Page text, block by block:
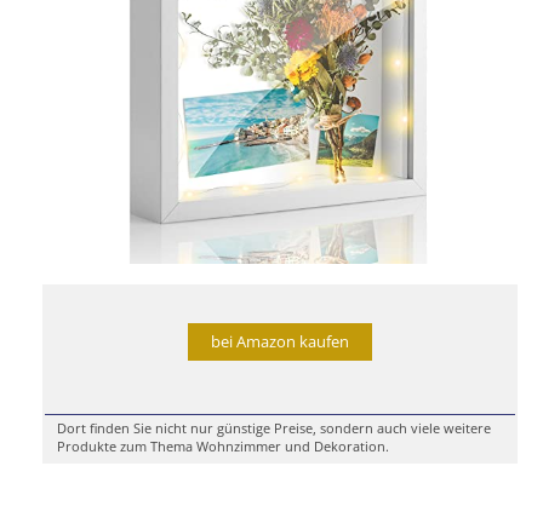
bei Amazon kaufen
Dort finden Sie nicht nur günstige Preise, sondern auch viele weitere
Produkte zum Thema Wohnzimmer und Dekoration.